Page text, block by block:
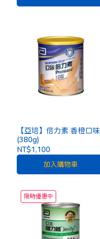
【亞培】倍力素 香橙口味
(380g)
NT$1,100
加入購物車
限時優惠中